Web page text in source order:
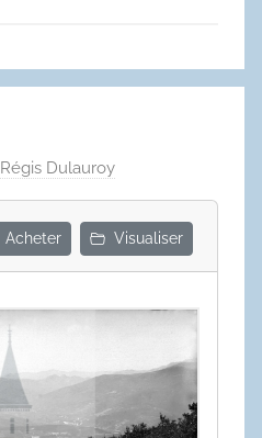
Régis Dulauroy
Acheter Visualiser